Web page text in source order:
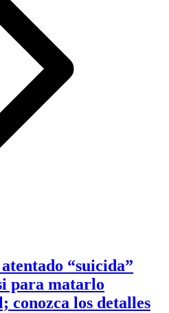
“suicida”
para matarlo
conozca los detalles